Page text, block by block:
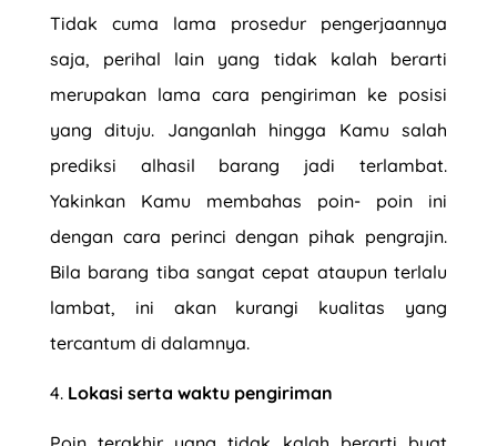
Tidak cuma lama prosedur pengerjaannya
saja, perihal lain yang tidak kalah berarti
merupakan lama cara pengiriman ke posisi
yang dituju. Janganlah hingga Kamu salah
prediksi alhasil barang jadi terlambat.
Yakinkan Kamu membahas poin- poin ini
dengan cara perinci dengan pihak pengrajin.
Bila barang tiba sangat cepat ataupun terlalu
lambat, ini akan kurangi kualitas yang
tercantum di dalamnya.
Lokasi serta waktu pengiriman